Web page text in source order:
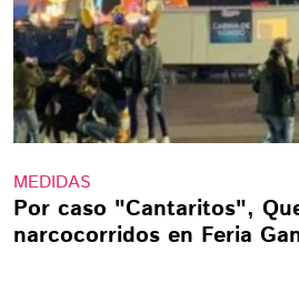
MEDIDAS
Por caso "Cantaritos",
narcocorridos en Feria